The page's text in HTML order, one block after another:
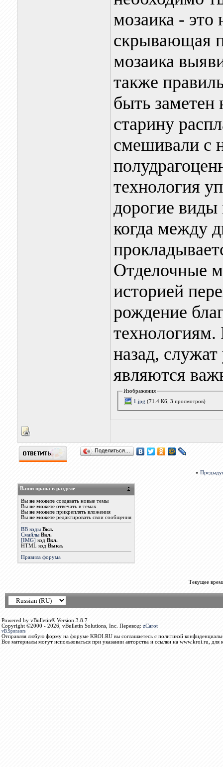
мозаика - это
скрывающая
мозаика
также
быть заметен
старину
смешивали с
технология
дорогие виды
когда между
Отделочные
историей
рождение
технологиям.
назад,
являются
Изображения
1.jpg (71.4 Кб, 3 просмотров)
Поделиться…
«
Ваши права в разделе
Вы не можетесоздавать новые темы
Вы не можетеотвечать в темах
Вы не можетеприкреплять вложения
Вы не можетередактировать свои сообщения
BB коды Вкл.
Смайлы Вкл.
[IMG] код Вкл.
HTML код Выкл.
Правила форума
Текущее
Powered by vBulletin® Version 3.8.7
Copyright ©2000 - 2026, vBulletin Solutions, Inc. Перевод: zCarot
vB.Sponsors
Отправляя любую форму на форуме KROI.RU вы соглашаетесь с политикой
Все материалы могут использоваться при указании авторства и ссылки на www.kroi.ru, для